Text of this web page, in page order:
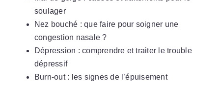
soulager
Nez bouché : que faire pour soigner une
congestion nasale ?
Dépression : comprendre et traiter le trouble
dépressif
Burn-out : les signes de l’épuisement